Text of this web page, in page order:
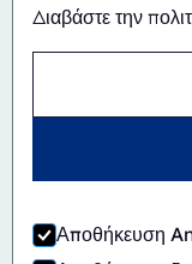
Διαβάστε την
Αποθήκευση